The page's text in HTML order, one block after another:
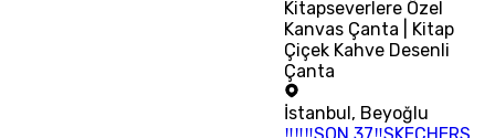
Kitapseverlere Özel
Kanvas Çanta | Kitap
Çiçek Kahve Desenli
Çanta
İstanbul , Beyoğlu